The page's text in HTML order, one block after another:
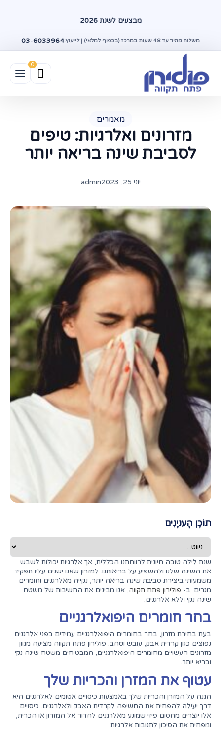
מבצעים לשנת 2026
משלוח מהיר עד 48 שעות במרכז (בכפוף למלאי) | לייעוץ: 03-6033964
מאמרים
מזרונים ואלרגיות: טיפים
לסביבת שינה בריאה יותר
יוני 25, 2023 admin
תוֹכֶן הָעִניָנִים
שנת לילה טובה חיונית לרווחתנו הכללית, אך אלרגיות יכולות לשבש
את השינה שלנו ולהשפיע על בריאותנו. למזרון שאנו ישנים עליו תפקיד
משמעותי ביצירת סביבת שינה בריאה יותר, נקייה מאלרגנים וחומרים
מגרים. ב- פולירון פתח תקווה, אנו מבינים את החשיבות של משטח
שינה נקי וללא אלרגנים.
בחר חומרים היפואלרגניים
בעת בחירת מזרון, בחר בחומרים היפואלרגניים עמידים בפני אלרגנים
נפוצים כגון קרדית אבק, עובש וטחב. פולירון פתח תקווה מציעה מגוון
מזרונים העשויים מחומרים היפואלרגניים, המבטיחים משטח שינה נקי
ובריא יותר.
עטוף את המזרן והכריות שלך
הגנה על המזרן והכריות שלך באמצעות כיסויים אטומים לאלרגנים היא
דרך יעילה להפחית את החשיפה לקרדית האבק ולאלרגנים. כיסויים
אלו יוצרים מחסום פיזי שמונע מאלרגנים לחדור אל המזרון או הכרית,
ומפחית את הסיכון לתגובות אלרגיות.